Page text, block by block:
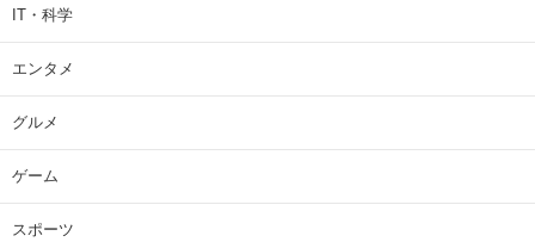
IT・科学
エンタメ
グルメ
ゲーム
スポーツ